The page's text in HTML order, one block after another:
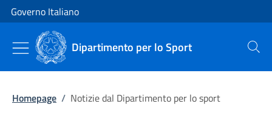
Vai al contenuto
Vai alla navigazione del sito
Governo Italiano
Dipartimento per lo Sport Cerca
Homepage / Notizie dal Dipartimento per lo sport